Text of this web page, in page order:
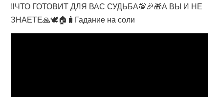
‼️ЧТО ГОТОВИТ ДЛЯ ВАС СУДЬБА💯🎉🎁А ВЫ И НЕ
ЗНАЕТЕ🙏🕊️🏠🧳Гадание на соли